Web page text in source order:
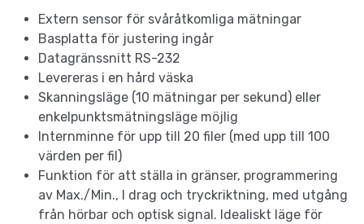
Extern sensor för svåråtkomliga mätningar
Basplatta för justering ingår
Datagränssnitt RS-232
Levereras i en hård väska
Skanningsläge (10 mätningar per sekund) eller
enkelpunktsmätningsläge möjlig
Internminne för upp till 20 filer (med upp till 100
värden per fil)
Funktion för att ställa in gränser, programmering
av Max./Min., I drag och tryckriktning, med utgång
från hörbar och optisk signal. Idealiskt läge för